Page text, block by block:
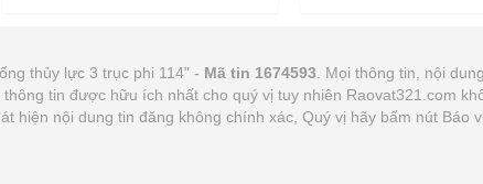
thủy lực 3 trục phi 114" - Mã tin 1674593 . Mọi thông tin, nội
tin được hữu ích nhất cho quý vị tuy nhiên Raovat321.com
hiện nội dung tin đăng không chính xác, Quý vị hãy bấm nút Báo